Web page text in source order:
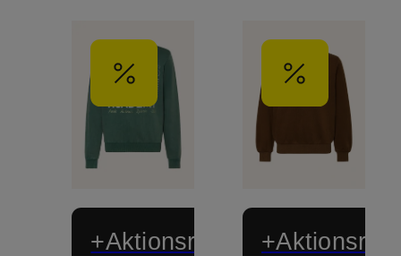
+Aktionsrabatt